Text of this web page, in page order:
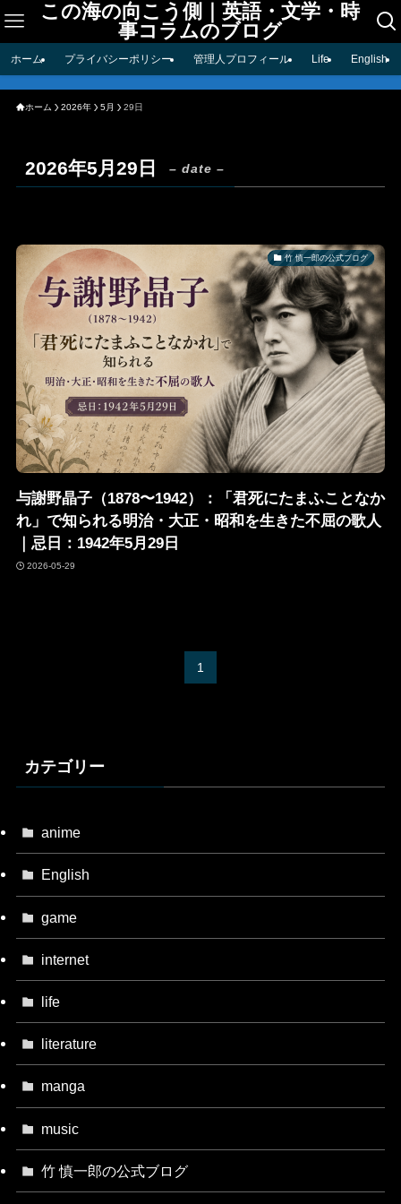
この海の向こう側｜英語・文学・時
事コラムのブログ
ホーム プライバシーポリシー 管理人プロフィール Life English
ホーム 2026年 5月 29日
2026年5月29日 – date –
竹 慎一郎の公式ブログ
与謝野晶子（1878〜1942）：「君死にたまふことなか
れ」で知られる明治・大正・昭和を生きた不屈の歌人
｜忌日：1942年5月29日
2026-05-29
1
カテゴリー
anime
English
game
internet
life
literature
manga
music
竹 慎一郎の公式ブログ